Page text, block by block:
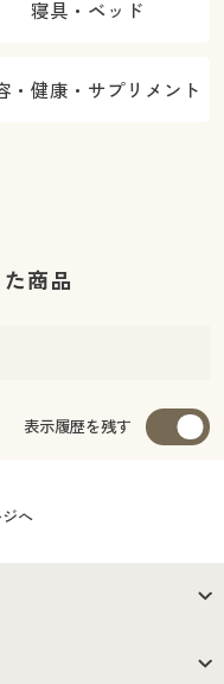
寝具・ベッド
・健康・サプリメント
商品
表示履歴を残す
へ